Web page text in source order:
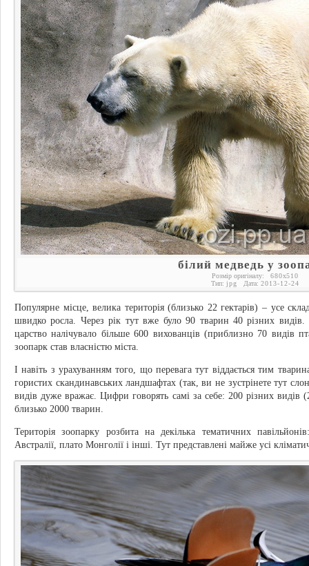
білий медведь у
Розмір оригіналу: 680x510
Тип: jpg Дата: 2013-12-24
Популярне місце, велика територія (близько 22 гектарів) – усе
швидко росла. Через рік тут вже було 90 тварин 40 різних видів.
царство налічувало більше 600 вихованців (приблизно 70 видів
зоопарк став власністю міста.
І навіть з урахуванням того, що перевага тут віддається тим
гористих скандинавських ландшафтах (так, ви не зустрінете тут
видів дуже вражає. Цифри говорять самі за себе: 200 різних
близько 2000 тварин.
Територія зоопарку розбита на декілька тематичних
Австралії, плато Монголії і інші. Тут представлені майже усі